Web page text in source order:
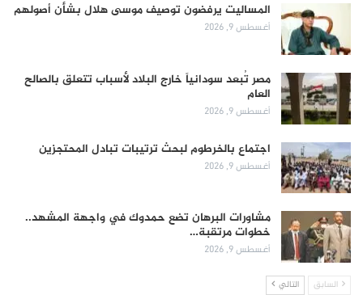
المساليت يرفضون توصيف موسى هلال بشأن أصولهم
أغسطس 9, 2026
مصر تُبعد سودانياً خارج البلاد لأسباب تتعلق بالصالح
العام
أغسطس 9, 2026
اجتماع بالخرطوم لبحث ترتيبات تبادل المحتجزين
أغسطس 9, 2026
مشاورات البرهان تضع حمدوك في واجهة المشهد..
خطوات مرتقبة…
أغسطس 9, 2026
السابق التالي